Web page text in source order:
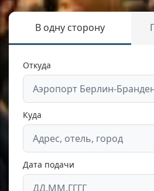
В одну сторону
Откуда
Куда
Дата подачи